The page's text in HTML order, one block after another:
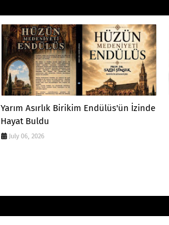
Yarım Asırlık Birikim Endülüs'ün İzinde
Hayat Buldu
July 06, 2026